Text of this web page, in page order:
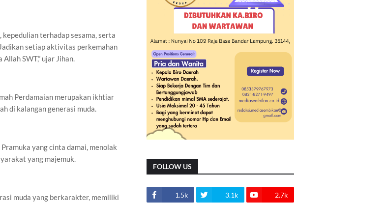
kepedulian terhadap sesama, serta
setiap aktivitas perkemahan
SWT,” ujar Jihan.
Perdamaian merupakan ikhtiar
di kalangan generasi muda.
yang cinta damai, menolak
yang majemuk.
muda yang berkarakter, memiliki
FOLLOW US
1.5k 3.1k 2.7k